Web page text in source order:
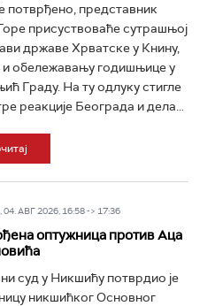
потврђено, представник
присуствоваће сутрашњој
државе Хрватске у Книну,
и обележавању годишњице у
Граду. На ту одлуку стигле
реакције Београда и дела...
АВГ 2026, 16:58 -> 17:36
оптужница против Аца
суд у Никшићу потврдио је
никшићког Основног